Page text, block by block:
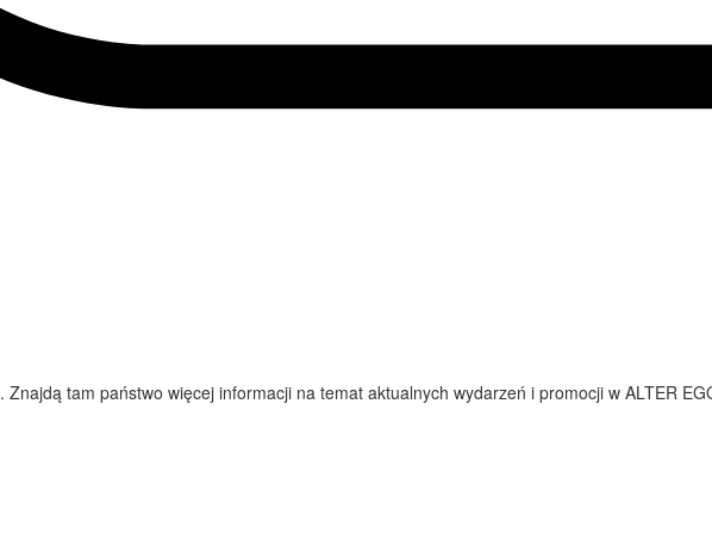
. Znajdą tam państwo więcej informacji na temat aktualnych wydarzeń i promocji w ALTER